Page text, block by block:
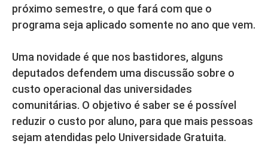
próximo semestre, o que fará com que o
programa seja aplicado somente no ano que vem.
Uma novidade é que nos bastidores, alguns
deputados defendem uma discussão sobre o
custo operacional das universidades
comunitárias. O objetivo é saber se é possível
reduzir o custo por aluno, para que mais pessoas
sejam atendidas pelo Universidade Gratuita.